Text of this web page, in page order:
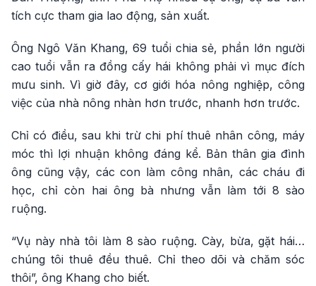
tích cực tham gia lao động, sản xuất.
Ông Ngô Văn Khang, 69 tuổi chia sẻ, phần lớn người
cao tuổi vẫn ra đồng cấy hái không phải vì mục đích
mưu sinh. Vì giờ đây, cơ giới hóa nông nghiệp, công
việc của nhà nông nhàn hơn trước, nhanh hơn trước.
Chỉ có điều, sau khi trừ chi phí thuê nhân công, máy
móc thì lợi nhuận không đáng kể. Bản thân gia đình
ông cũng vậy, các con làm công nhân, các cháu đi
học, chỉ còn hai ông bà nhưng vẫn làm tới 8 sào
ruộng.
“Vụ này nhà tôi làm 8 sào ruộng. Cày, bừa, gặt hái…
chúng tôi thuê đều thuê. Chỉ theo dõi và chăm sóc
thôi”, ông Khang cho biết.